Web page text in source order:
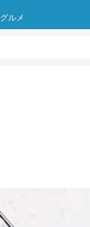
グルメ